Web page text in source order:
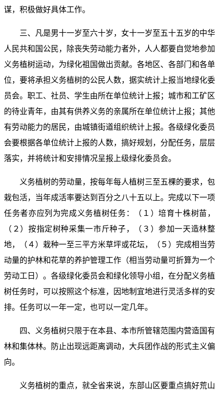
谋，积极做好具体工作。
三、凡是男十一岁至六十岁，女十一岁至五十五岁的中华
人民共和国公民，除丧失劳动能力者外，人人都要自觉地参加
义务植树运动，为绿化祖国做出贡献。各地区、各部门和各单
位，要将承担义务植树的公民人数，据实统计上报当地绿化委
员会。职工、社员、学生由所在单位统计上报；城市和工矿区
的待业青年，由其有供养义务的亲属所在单位统计上报；其他
有劳动能力的居民，由城镇街道组织统计上报。各级绿化委员
会要根据各单位统计上报的人数，搞好规划，分配任务，层层
落实，并将统计和安排情况呈报上级绿化委员会。
义务植树的劳动量，按每年每人植树三至五棵的要求，包
栽包活，当年成活率要达到百分之八十五以上。完成以下一项
任务者亦应列为完成义务植树任务：（１）培育十株树苗，
（２）按指定树种采集一市斤种子，（３）参加一天造林整
地，（４）栽种一至三平方米草坪或花坛，（５）完成相当劳
动量的护林和花草的养护管理工作（相当劳动量可折算为一个
劳动工日）。各级绿化委员会和绿化领导小组，在分配义务植
树任务时，可以按照这个标准，因地制宜地进行灵活多样的安
排。任务可以一年一定，也可以一定几年。
四、义务植树只限于在本县、本市所管辖范围内营造国有
林和集体林。防止出现远距离调动，大兵团作战的形式主义偏
向。
义务植树的重点，就全省来说，东部山区要重点搞好荒山